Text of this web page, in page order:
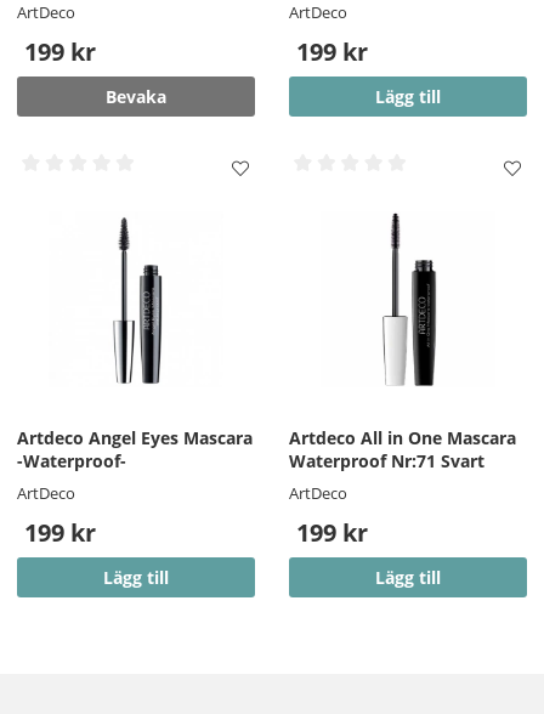
ArtDeco
199 kr
Bevaka
ArtDeco
199 kr
Lägg till
Artdeco Angel Eyes Mascara
-Waterproof-
ArtDeco
199 kr
Lägg till
Artdeco All in One Mascara
Waterproof Nr:71 Svart
ArtDeco
199 kr
Lägg till